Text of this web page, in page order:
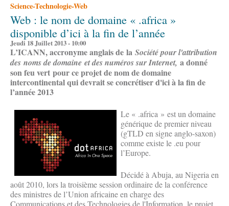
Science-Technologie-Web
Web : le nom de domaine « .africa »
disponible d’ici à la fin de l’année
Jeudi 18 Juillet 2013 - 10:00
L’ICANN, accronyme anglais de la Société pour l'attribution
des noms de domaine et des numéros sur Internet, a donné
son feu vert pour ce projet de nom de domaine
intercontinental qui devrait se concrétiser d'ici à la fin de
l’année 2013
Le « .africa » est un domaine
générique de premier niveau
(gTLD en signe anglo-saxon)
comme existe le .eu pour
l’Europe.
Décidé à Abuja, au Nigeria en
août 2010, lors la troisième session ordinaire de la conférence
des ministres de l’Union africaine en charge des
Communications et des Technologies de l'Information, le projet